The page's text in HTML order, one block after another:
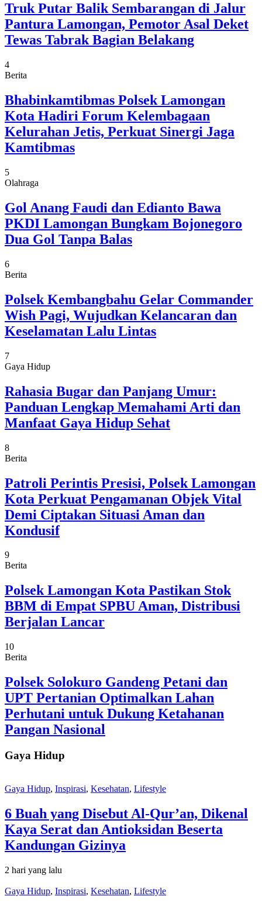
Truk Putar Balik Sembarangan di Jalur
Pantura Lamongan, Pemotor Asal Deket
Tewas Tabrak Bagian Belakang
4
Berita
Bhabinkamtibmas Polsek Lamongan
Kota Hadiri Forum Kelembagaan
Kelurahan Jetis, Perkuat Sinergi Jaga
Kamtibmas
5
Olahraga
Gol Anang Faudi dan Edianto Bawa
PKDI Lamongan Bungkam Bojonegoro
Dua Gol Tanpa Balas
6
Berita
Polsek Kembangbahu Gelar Commander
Wish Pagi, Wujudkan Kelancaran dan
Keselamatan Lalu Lintas
7
Gaya Hidup
Rahasia Bugar dan Panjang Umur:
Panduan Lengkap Memahami Arti dan
Manfaat Gaya Hidup Sehat
8
Berita
Patroli Perintis Presisi, Polsek Lamongan
Kota Perkuat Pengamanan Objek Vital
Demi Ciptakan Situasi Aman dan
Kondusif
9
Berita
Polsek Lamongan Kota Pastikan Stok
BBM di Empat SPBU Aman, Distribusi
Berjalan Lancar
10
Berita
Polsek Solokuro Gandeng Petani dan
UPT Pertanian Optimalkan Lahan
Perhutani untuk Dukung Ketahanan
Pangan Nasional
Gaya Hidup
Gaya Hidup, Inspirasi, Kesehatan, Lifestyle
6 Buah yang Disebut Al-Qur’an, Dikenal
Kaya Serat dan Antioksidan Beserta
Kandungan Gizinya
2 hari yang lalu
Gaya Hidup, Inspirasi, Kesehatan, Lifestyle